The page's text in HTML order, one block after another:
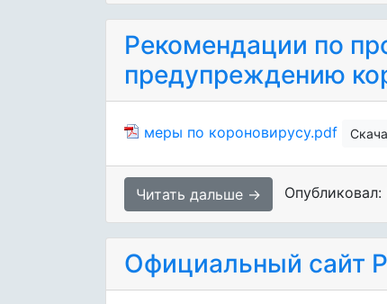
Рекомендации по
предупреждению
меры по короновирусу.pdf
Читать дальше →
Официальный сайт